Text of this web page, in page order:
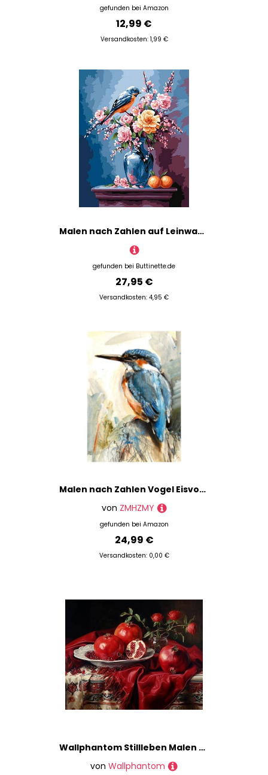
gefunden bei Amazon
12,99 €
Versandkosten: 1,99 €
Malen nach Zahlen auf Leinwand "Stillleben", 40 x 50 cm
gefunden bei Buttinette.de
27,95 €
Versandkosten: 4,95 €
Malen nach Zahlen Vogel Eisvogel Bluebird Paint by Numbers Kit mit Pinseln und Acrylpigment DIY Leinwandmalerei für Erwachsene Anfänger Stillleben
von ZMHZMY
gefunden bei Amazon
24,99 €
Versandkosten: 0,00 €
Wallphantom Stillleben Malen Nach Zahlen,Frucht Granatapfel,malen nach zahlen erwachsene Ölgemälde Leinwand bastelset für mädchen Geschenke,40x50cm rahmenlos
von Wallphantom